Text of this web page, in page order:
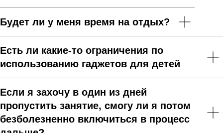
Будет ли у меня время на отдых?
Есть ли какие-то ограничения по
использованию гаджетов для детей
Если я захочу в один из дней
пропустить занятие, смогу ли я потом
безболезненно включиться в процесс